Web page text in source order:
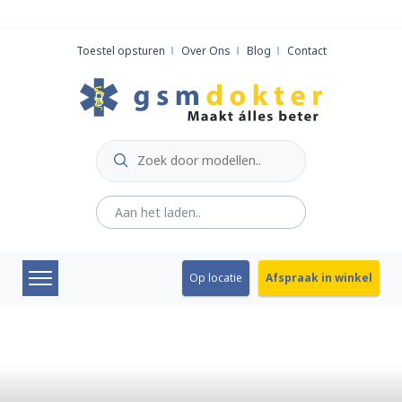
Toestel opsturen Over Ons Blog Contact
Op locatie Afspraak in winkel